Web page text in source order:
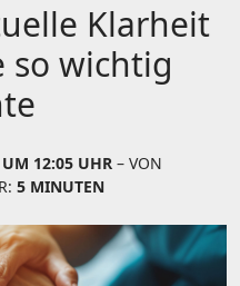
Klarheit
so wichtig
12:05 UHR – VON
5 MINUTEN